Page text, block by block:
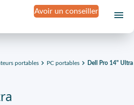
Avoir un conseiller
portables PC portables Dell Pro 14" Ultra